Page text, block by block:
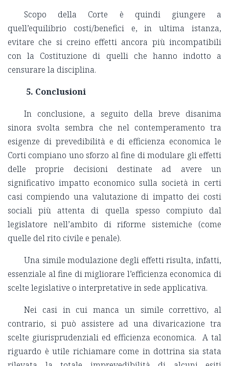
Scopo della Corte è quindi giungere a
quell’equilibrio costi/benefici e, in ultima istanza,
evitare che si creino effetti ancora più incompatibili
con la Costituzione di quelli che hanno indotto a
censurare la disciplina.
5. Conclusioni
In conclusione, a seguito della breve disanima
sinora svolta sembra che nel contemperamento tra
esigenze di prevedibilità e di efficienza economica le
Corti compiano uno sforzo al fine di modulare gli effetti
delle proprie decisioni destinate ad avere un
significativo impatto economico sulla società in certi
casi compiendo una valutazione di impatto dei costi
sociali più attenta di quella spesso compiuto dal
legislatore nell’ambito di riforme sistemiche (come
quelle del rito civile e penale).
Una simile modulazione degli effetti risulta, infatti,
essenziale al fine di migliorare l’efficienza economica di
scelte legislative o interpretative in sede applicativa.
Nei casi in cui manca un simile correttivo, al
contrario, si può assistere ad una divaricazione tra
scelte giurisprudenziali ed efficienza economica. A tal
riguardo è utile richiamare come in dottrina sia stata